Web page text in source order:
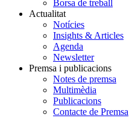
Borsa de treball
Actualitat
Notícies
Insights & Articles
Agenda
Newsletter
Premsa i publicacions
Notes de premsa
Multimèdia
Publicacions
Contacte de Premsa